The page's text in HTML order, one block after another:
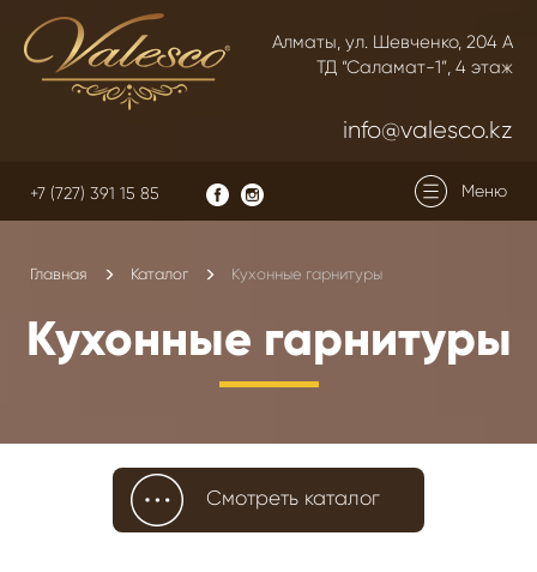
Алматы, ул. Шевченко, 204 А
ТД “Саламат-1”, 4 этаж
info@valesco.kz
Меню
+7 (727) 391 15 85
Главная Каталог Кухонные гарнитуры
Кухонные гарнитуры
Смотреть каталог